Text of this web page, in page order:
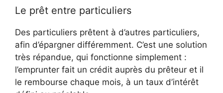
Le prêt entre particuliers
Des particuliers prêtent à d’autres particuliers,
afin d’épargner différemment. C’est une solution
très répandue, qui fonctionne simplement :
l’emprunter fait un crédit auprès du prêteur et il
le rembourse chaque mois, à un taux d’intérêt